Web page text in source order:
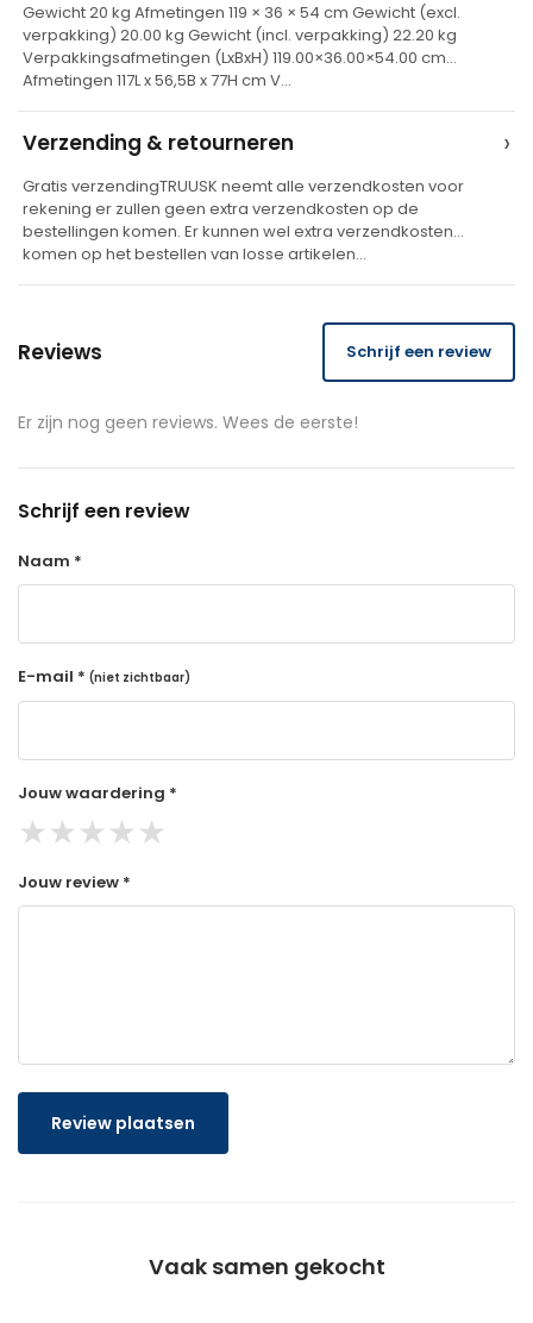
t
v
e
Gewicht 20 kg Afmetingen 119 × 36 × 54 cm Gewicht (excl.
verpakking) 20.00 kg Gewicht (incl. verpakking) 22.20 kg
Verpakkingsafmetingen (LxBxH) 119.00×36.00×54.00 cm
Afmetingen 117L x 56,5B x 77H cm V…
Verzending & retourneren ›
Gratis verzendingTRUUSK neemt alle verzendkosten voor
rekening er zullen geen extra verzendkosten op de
bestellingen komen. Er kunnen wel extra verzendkosten
komen op het bestellen van losse artikelen…
Reviews Schrijf een review
Er zijn nog geen reviews. Wees de eerste!
Schrijf een review
Naam *
E-mail * (niet zichtbaar)
Jouw waardering *
★★★★★
Jouw review *
Review plaatsen
Vaak samen gekocht